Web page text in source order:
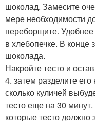
шоколад. Замесите
мере необходимости
переборщите.
в хлебопечке. В конце
шоколада.
Накройте тесто и
4. затем разделите
сколько куличей
тесто еще на 30
которые тесто